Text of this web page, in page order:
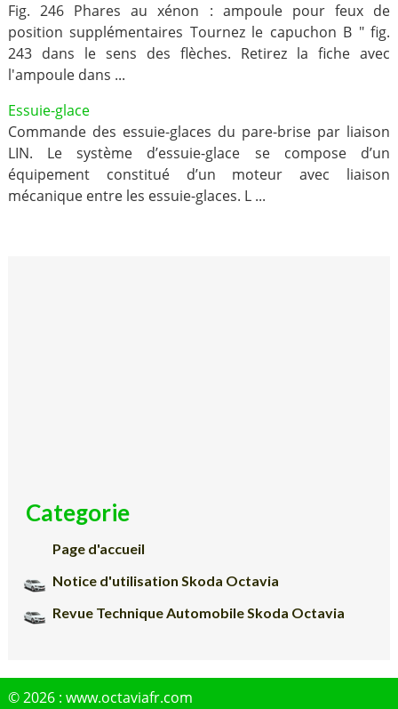
Fig. 246 Phares au xénon : ampoule pour feux de
position supplémentaires Tournez le capuchon B " fig.
243 dans le sens des flèches. Retirez la fiche avec
l'ampoule dans ...
Essuie-glace
Commande des essuie-glaces du pare-brise par liaison
LIN. Le système d’essuie-glace se compose d’un
équipement constitué d’un moteur avec liaison
mécanique entre les essuie-glaces. L ...
Categorie
Page d'accueil
Notice d'utilisation Skoda Octavia
Revue Technique Automobile Skoda Octavia
© 2026 : www.octaviafr.com